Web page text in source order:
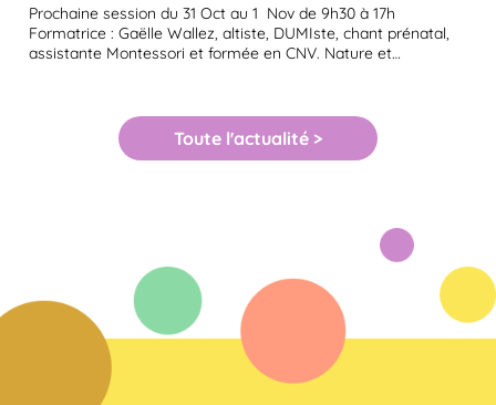
Prochaine session du 31 Oct au 1 Nov de 9h30 à 17h
Formatrice : Gaëlle Wallez, altiste, DUMIste, chant prénatal,
assistante Montessori et formée en CNV. Nature et…
Toute l'actualité >